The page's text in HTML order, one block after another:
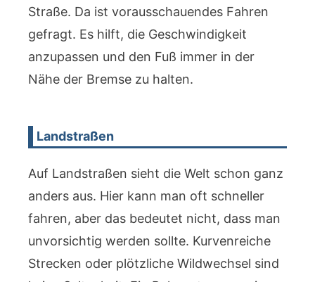
Straße. Da ist vorausschauendes Fahren
gefragt. Es hilft, die Geschwindigkeit
anzupassen und den Fuß immer in der
Nähe der Bremse zu halten.
Landstraßen
Auf Landstraßen sieht die Welt schon ganz
anders aus. Hier kann man oft schneller
fahren, aber das bedeutet nicht, dass man
unvorsichtig werden sollte. Kurvenreiche
Strecken oder plötzliche Wildwechsel sind